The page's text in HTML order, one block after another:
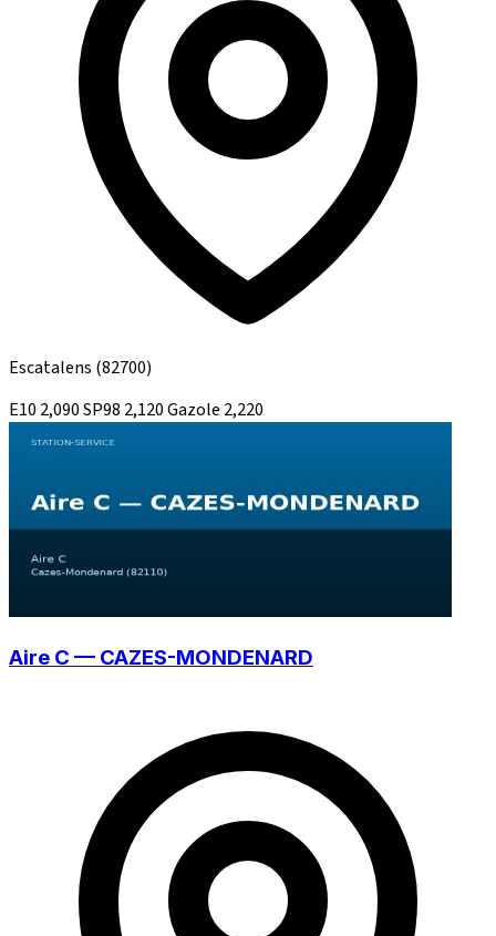
Escatalens (82700)
E10 2,090SP98 2,120Gazole 2,220
Aire C — CAZES-MONDENARD